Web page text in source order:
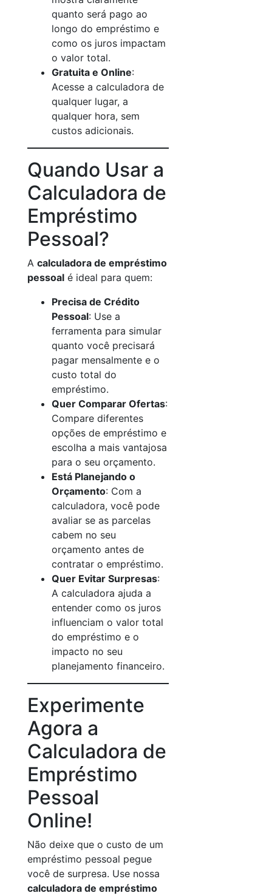
quanto será pago ao
longo do empréstimo e
como os juros impactam
o valor total.
Gratuita e Online:
Acesse a calculadora de
qualquer lugar, a
qualquer hora, sem
custos adicionais.
Quando Usar a
Calculadora de
Empréstimo
Pessoal?
A calculadora de empréstimo
pessoal é ideal para quem:
Precisa de Crédito
Pessoal: Use a
ferramenta para simular
quanto você precisará
pagar mensalmente e o
custo total do
empréstimo.
Quer Comparar Ofertas:
Compare diferentes
opções de empréstimo e
escolha a mais vantajosa
para o seu orçamento.
Está Planejando o
Orçamento: Com a
calculadora, você pode
avaliar se as parcelas
cabem no seu
orçamento antes de
contratar o empréstimo.
Quer Evitar Surpresas:
A calculadora ajuda a
entender como os juros
influenciam o valor total
do empréstimo e o
impacto no seu
planejamento financeiro.
Experimente
Agora a
Calculadora de
Empréstimo
Pessoal
Online!
Não deixe que o custo de um
empréstimo pessoal pegue
você de surpresa. Use nossa
calculadora de empréstimo